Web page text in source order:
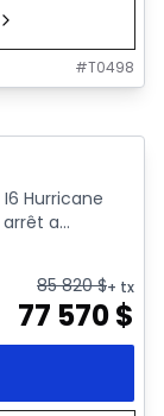
#T0498
Hurricane
a...
85 820$+ tx
77 570$